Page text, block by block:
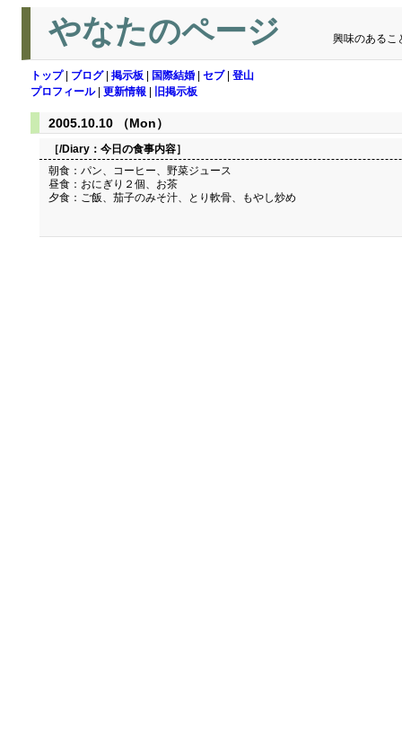
やなたのページ 興味のあるこ
トップ| ブログ| 掲示板 国際結婚 セブ| 登山
プロフィール| 更新情報 旧掲示板
2005.10.10 （Mon）
［/Diary： 今日の食事内容］
朝食：パン、コーヒー、野菜ジュース
昼食：おにぎり２個、お茶
夕食：ご飯、茄子のみそ汁、とり軟骨、もやし炒め